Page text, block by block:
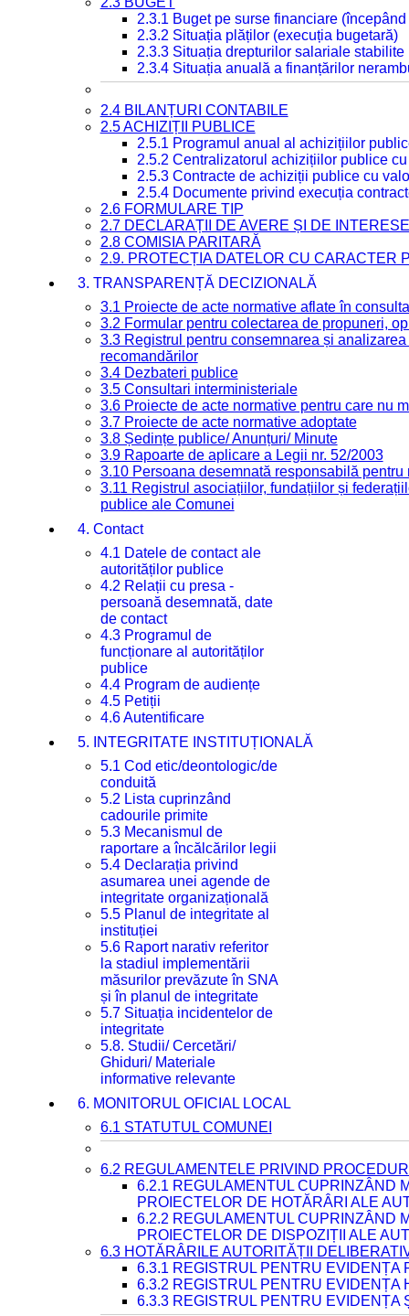
2.3.1 Buget pe surse financiare
2.3.2 Situația plăților (execuția bugetară)
2.3.3 Situația drepturilor salariale
2.3.4 Situația anuală a finanțărilor
2.4 BILANȚURI CONTABILE
2.5 ACHIZIȚII PUBLICE
2.5.1 Programul anual al achizițiilor
2.5.2 Centralizatorul achizițiilor publice
2.5.3 Contracte de achiziții publice cu
2.5.4 Documente privind execuția
2.6 FORMULARE TIP
2.7 DECLARAȚII DE AVERE ȘI DE INTERESE
2.8 COMISIA PARITARĂ
2.9. PROTECȚIA DATELOR CU CARACTER
3. TRANSPARENȚĂ DECIZIONALĂ
3.1 Proiecte de acte normative aflate în
3.2 Formular pentru colectarea de propuneri,
3.3 Registrul pentru consemnarea și
recomandărilor
3.4 Dezbateri publice
3.5 Consultari interministeriale
3.6 Proiecte de acte normative pentru care nu
3.7 Proiecte de acte normative adoptate
3.8 Ședințe publice/ Anunțuri/ Minute
3.9 Rapoarte de aplicare a Legii nr. 52/2003
3.10 Persoana desemnată responsabilă
3.11 Registrul asociațiilor, fundațiilor și
publice ale Comunei
4. Contact
4.1 Datele de contact ale
autorităților publice
4.2 Relații cu presa -
persoană desemnată, date
de contact
4.3 Programul de
funcționare al autorităților
publice
4.4 Program de audiențe
4.5 Petiții
4.6 Autentificare
5. INTEGRITATE INSTITUȚIONALĂ
5.1 Cod etic/deontologic/de
conduită
5.2 Lista cuprinzând
cadourile primite
5.3 Mecanismul de
raportare a încălcărilor legii
5.4 Declarația privind
asumarea unei agende de
integritate organizațională
5.5 Planul de integritate al
instituției
5.6 Raport narativ referitor
la stadiul implementării
măsurilor prevăzute în SNA
și în planul de integritate
5.7 Situația incidentelor de
integritate
5.8. Studii/ Cercetări/
Ghiduri/ Materiale
informative relevante
6. MONITORUL OFICIAL LOCAL
6.1 STATUTUL COMUNEI
6.2 REGULAMENTELE PRIVIND
6.2.1 REGULAMENTUL CUPRINZÂND
PROIECTELOR DE HOTĂRÂRI ALE
6.2.2 REGULAMENTUL CUPRINZÂND
PROIECTELOR DE DISPOZIȚII ALE
6.3 HOTĂRÂRILE AUTORITĂȚII
6.3.1 REGISTRUL PENTRU EVIDENȚA
6.3.2 REGISTRUL PENTRU EVIDENȚA
6.3.3 REGISTRUL PENTRU EVIDENȚA